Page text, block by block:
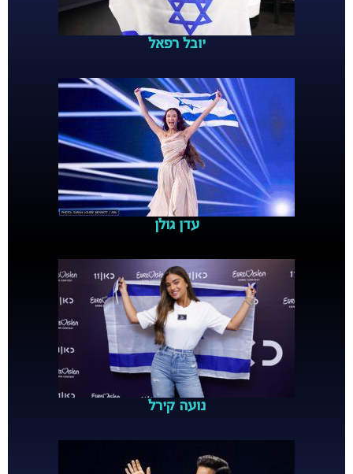
יובל רפאל
עדן גולן
נועה קירל